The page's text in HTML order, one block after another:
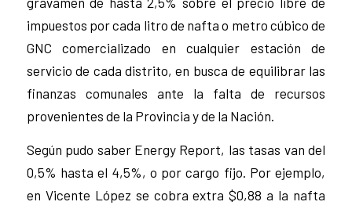
impuestos por cada litro de nafta o metro cúbico de
GNC comercializado en cualquier estación de
servicio de cada distrito, en busca de equilibrar las
finanzas comunales ante la falta de recursos
provenientes de la Provincia y de la Nación.
Según pudo saber Energy Report, las tasas van del
0,5% hasta el 4,5%, o por cargo fijo. Por ejemplo,
en Vicente López se cobra extra $0,88 a la nafta